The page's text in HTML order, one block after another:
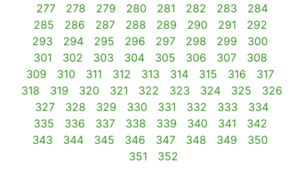
277
278 279 280 281 282 283
284
285
286 287 288 289 290 291
292
293
294 295 296 297 298 299
300
301
302 303 304 305 306 307
308
309
310 311 312 313 314 315 316
317
318
319 320 321 322 323 324 325
326
327
328 329 330 331 332 333
334
335
336 337 338 339 340 341
342
343
344 345 346 347 348 349
350
351
352